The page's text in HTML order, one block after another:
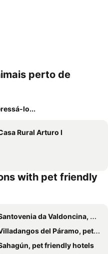
perto de
lo...
Rural Arturo I
with pet friendly
da Valdoncina, pet friendly hotels
del Páramo, pet friendly hotels
pet friendly hotels